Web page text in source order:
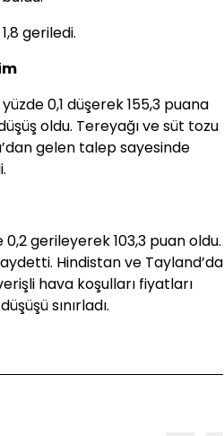
geriledi.
0,1 düşerek 155,3 puana
oldu. Tereyağı ve süt tozu
gelen talep sayesinde
gerileyerek 103,3 puan oldu.
Hindistan ve Tayland’da
hava koşulları fiyatları
sınırladı.